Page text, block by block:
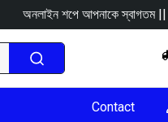
অনলাইন শপে আপনাকে স্বাগতম ||
Contact